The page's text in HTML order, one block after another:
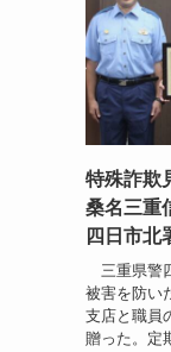
特殊詐欺
桑名三重
四日市北
三重県警
被害を防い
支店と職員
贈った。定